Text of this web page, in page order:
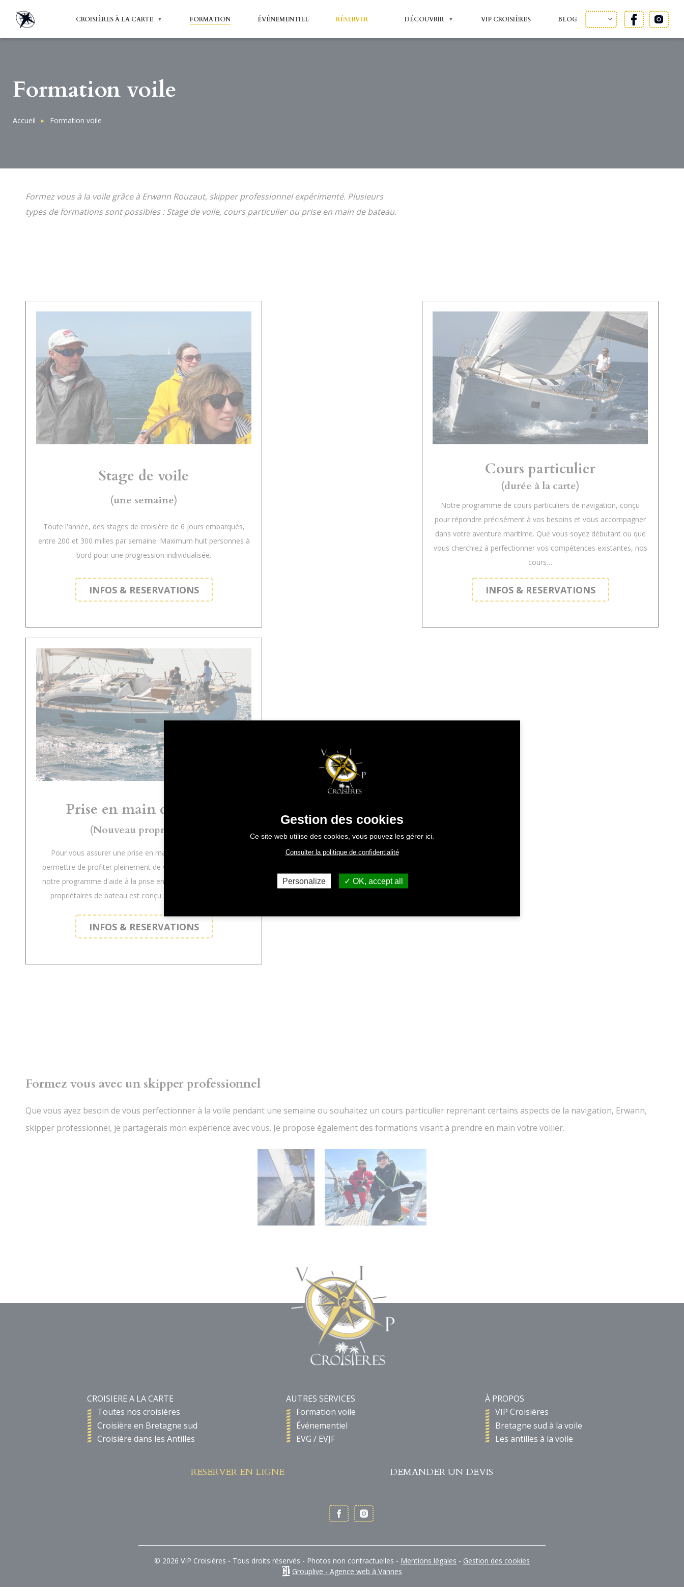
main
content
CROISIÈRES À LA CARTE FORMATION ÉVÉNEMENTIEL RÉSERVER DÉCOUVRIR VIP CROISIÈRES BLOG
Formation voile
Breadcrumb
Accueil Formation voile
Formez vous à la voile grâce à Erwann Rouzaut, skipper professionnel expérimenté. Plusieurs
types de formations sont possibles : Stage de voile, cours particulier ou prise en main de bateau.
Stage de voile
(une semaine)
Toute l'année, des stages de croisière de 6 jours embarqués,
entre 200 et 300 milles par semaine. Maximum huit personnes à
bord pour une progression individualisée.
INFOS & RESERVATIONS
Cours particulier
(durée à la carte)
Notre programme de cours particuliers de navigation, conçu
pour répondre précisément à vos besoins et vous accompagner
dans votre aventure maritime. Que vous soyez débutant ou que
vous cherchiez à perfectionner vos compétences existantes, nos
cours…
INFOS & RESERVATIONS
Prise en main de bateau
(Nouveau propriétaire)
Pour vous assurer une prise en main en douceur et vous
permettre de profiter pleinement de votre expérience en mer,
notre programme d'aide à la prise en main pour les nouveaux
propriétaires de bateau est conçu sur mesure pour vous.
INFOS & RESERVATIONS
Formez vous avec un skipper professionnel
Que vous ayez besoin de vous perfectionner à la voile pendant une semaine ou souhaitez un cours particulier reprenant certains aspects de la navigation, Erwann,
skipper professionnel, je partagerais mon expérience avec vous. Je propose également des formations visant à prendre en main votre voilier.
CROISIERE A LA CARTE
Toutes nos croisières
Croisière en Bretagne sud
Croisière dans les Antilles
AUTRES SERVICES
Formation voile
Événementiel
EVG / EVJF
À PROPOS
VIP Croisières
Bretagne sud à la voile
Les antilles à la voile
RESERVER EN LIGNE DEMANDER UN DEVIS
© 2026 VIP Croisières - Tous droits réservés - Photos non contractuelles - Mentions légales - Gestion des cookies
Grouplive - Agence web à Vannes
Gestion des cookies
Ce site web utilise des cookies, vous pouvez les gérer ici.
Consulter la politique de confidentialité
Personalize OK, accept all